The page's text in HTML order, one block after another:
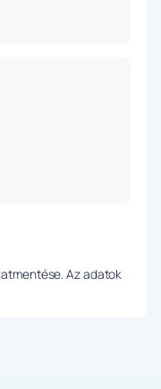
Az adatok